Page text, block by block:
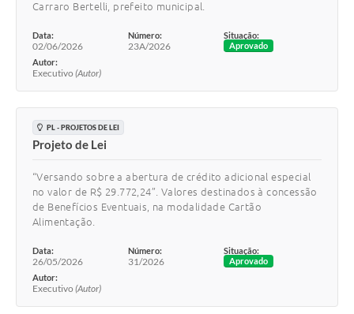
Carraro Bertelli, prefeito municipal.
Data:
02/06/2026
Número:
23A/2026
Situação:
Aprovado
Autor:
Executivo (Autor)
PL - PROJETOS DE LEI
Projeto de Lei
“Versando sobre a abertura de crédito adicional especial
no valor de R$ 29.772,24”. Valores destinados à concessão
de Benefícios Eventuais, na modalidade Cartão
Alimentação.
Data:
26/05/2026
Número:
31/2026
Situação:
Aprovado
Autor:
Executivo (Autor)